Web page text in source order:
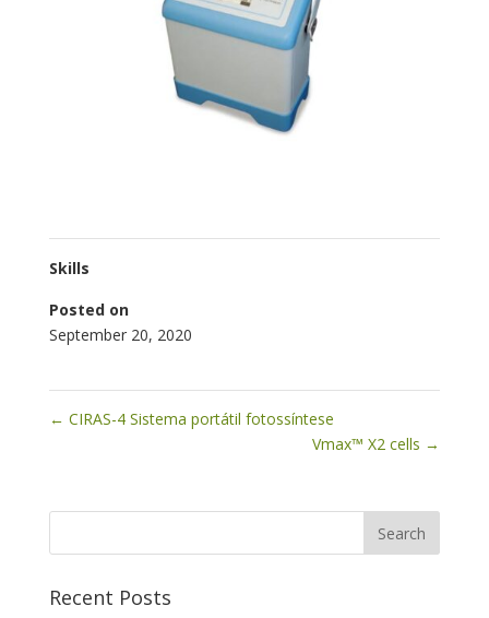
Skills
Posted on
September 20, 2020
← CIRAS-4 Sistema portátil fotossíntese
Vmax™ X2 cells →
Recent Posts